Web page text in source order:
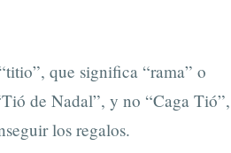
que significa “rama” o
de Nadal”, y no “Caga Tió”,
los regalos.